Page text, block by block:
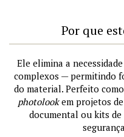
Por que
Ele elimina a
complexos — permitindo
do material. Perfeito como
photolookem projetos de
documental ou kits